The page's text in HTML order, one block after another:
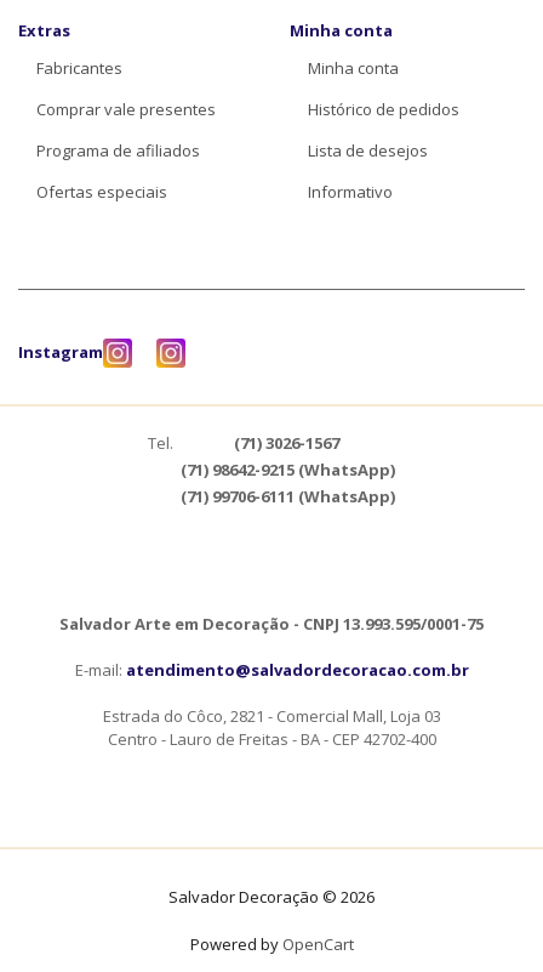
Extras
Fabricantes
Comprar vale presentes
Programa de afiliados
Ofertas especiais
Minha conta
Minha conta
Histórico de pedidos
Lista de desejos
Informativo
Instagram
Tel.
(71) 3026-1567
(71) 98642-9215 (WhatsApp)
(71) 99706-6111 (WhatsApp)
Salvador Arte em Decoração - CNPJ 13.993.595/0001-75
E-mail: atendimento@salvadordecoracao.com.br
Estrada do Côco, 2821 - Comercial Mall, Loja 03
Centro - Lauro de Freitas - BA - CEP 42702-400
Salvador Decoração © 2026
Powered by OpenCart